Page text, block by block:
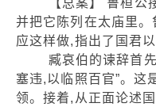
并把它陈列在太庙里
应这样做,指出了国君
臧哀伯的谏辞首先
塞违,以临照百官”。这
领。接着,从正面论述